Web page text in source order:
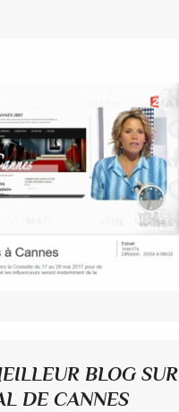
BLOG SUR
DE CANNES